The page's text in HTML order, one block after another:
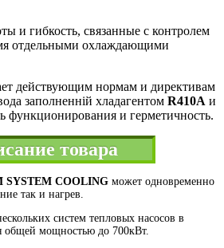
и гибкость, связанные с контролем
отдельными охлаждающими
действующим нормам и директивам
заполненній хладагентом R410A и
функционирования и герметичность.
товара
SYSTEM COOLING может одновременно
так и нагрев.
систем тепловых насосов в
общей мощностью до 700кВт.